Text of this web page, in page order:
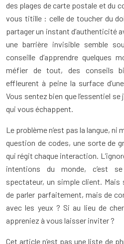
des plages de carte postale et du
vous titille : celle de toucher du
partager un instant d’authenticité
une barrière invisible semble
conseille d’apprendre quelques
méfier de tout, des conseils
effleurent à peine la surface
Vous sentez bien que l’essentiel
qui vous échappent.
Le problème n’est pas la langue, ni
question de codes, une sorte de
qui régit chaque interaction.
intentions du monde, c’est
spectateur, un simple client. Mais
de parler parfaitement, mais de
avec les yeux ? Si au lieu de
appreniez à vous laisser inviter ?
Cet article n’est pas une liste de